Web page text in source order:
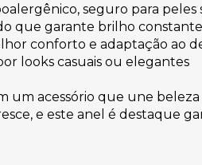
seguro para peles
que garante brilho
conforto e adaptação ao
looks casuais ou elegantes
um acessório que une
e este anel é destaque